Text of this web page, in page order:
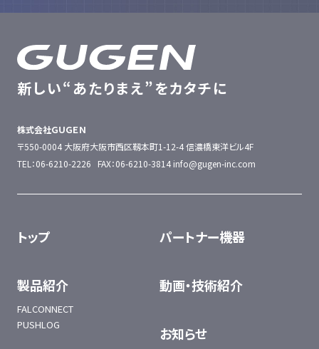
新しい“あたりまえ”をカタチに
株式会社ＧＵＧＥＮ
〒550-0004 大阪府大阪市西区靱本町1-12-4信濃橋東洋ビル4F
TEL：06-6210-2226 FAX：06-6210-3814info@gugen-inc.com
トップ
製品紹介
FALCONNECT
PUSHLOG
パートナー機器
動画・技術紹介
お知らせ